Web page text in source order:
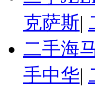
克萨斯|
二手海
手中华|